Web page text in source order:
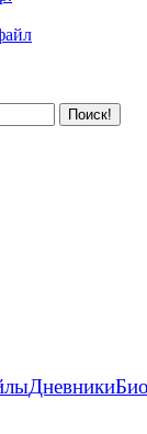
Дневники